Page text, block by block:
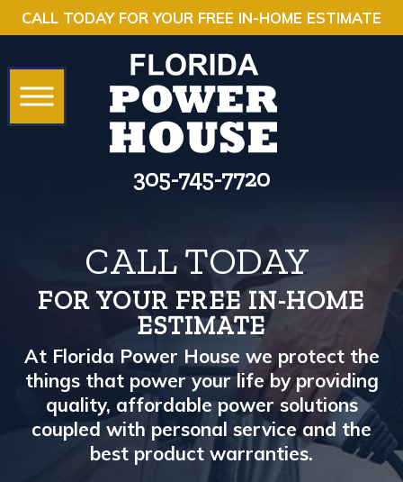
CALL TODAY FOR YOUR FREE IN-HOME ESTIMATE
305-745-7720
CALL TODAY
FOR YOUR FREE IN-HOME
ESTIMATE
At Florida Power House we protect the
things that power your life by providing
quality, affordable power solutions
coupled with personal service and the
best product warranties.